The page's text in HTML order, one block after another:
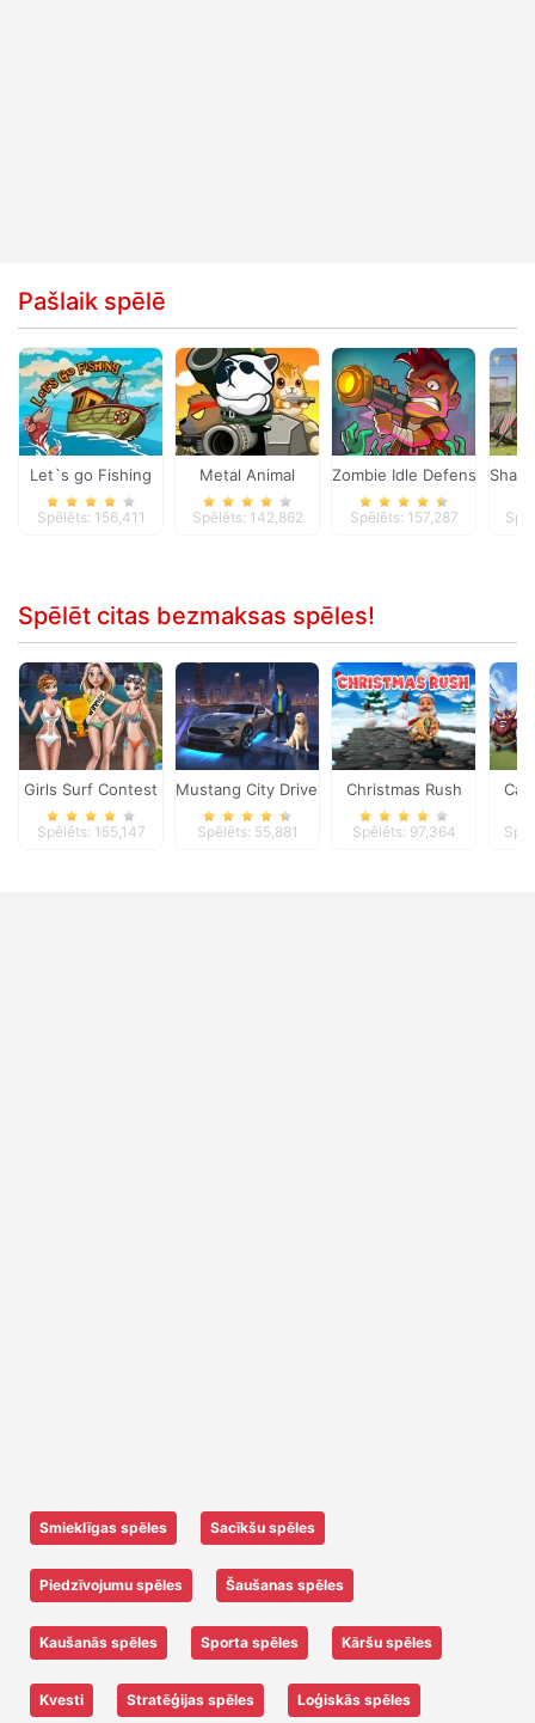
Pašlaik spēlē
Let`s go Fishing
Spēlēts: 156,411
Metal Animal
Spēlēts: 142,862
Zombie Idle Defense
Spēlēts: 157,287
Spēlēt citas bezmaksas spēles!
Girls Surf Contest
Spēlēts: 155,147
Mustang City Driver
Spēlēts: 55,881
Christmas Rush
Spēlēts: 97,364
Smieklīgas spēles Sacīkšu spēles
Piedzīvojumu spēles Šaušanas spēles
Kaušanās spēles Sporta spēles Kāršu spēles
Kvesti Stratēģijas spēles Loģiskās spēles